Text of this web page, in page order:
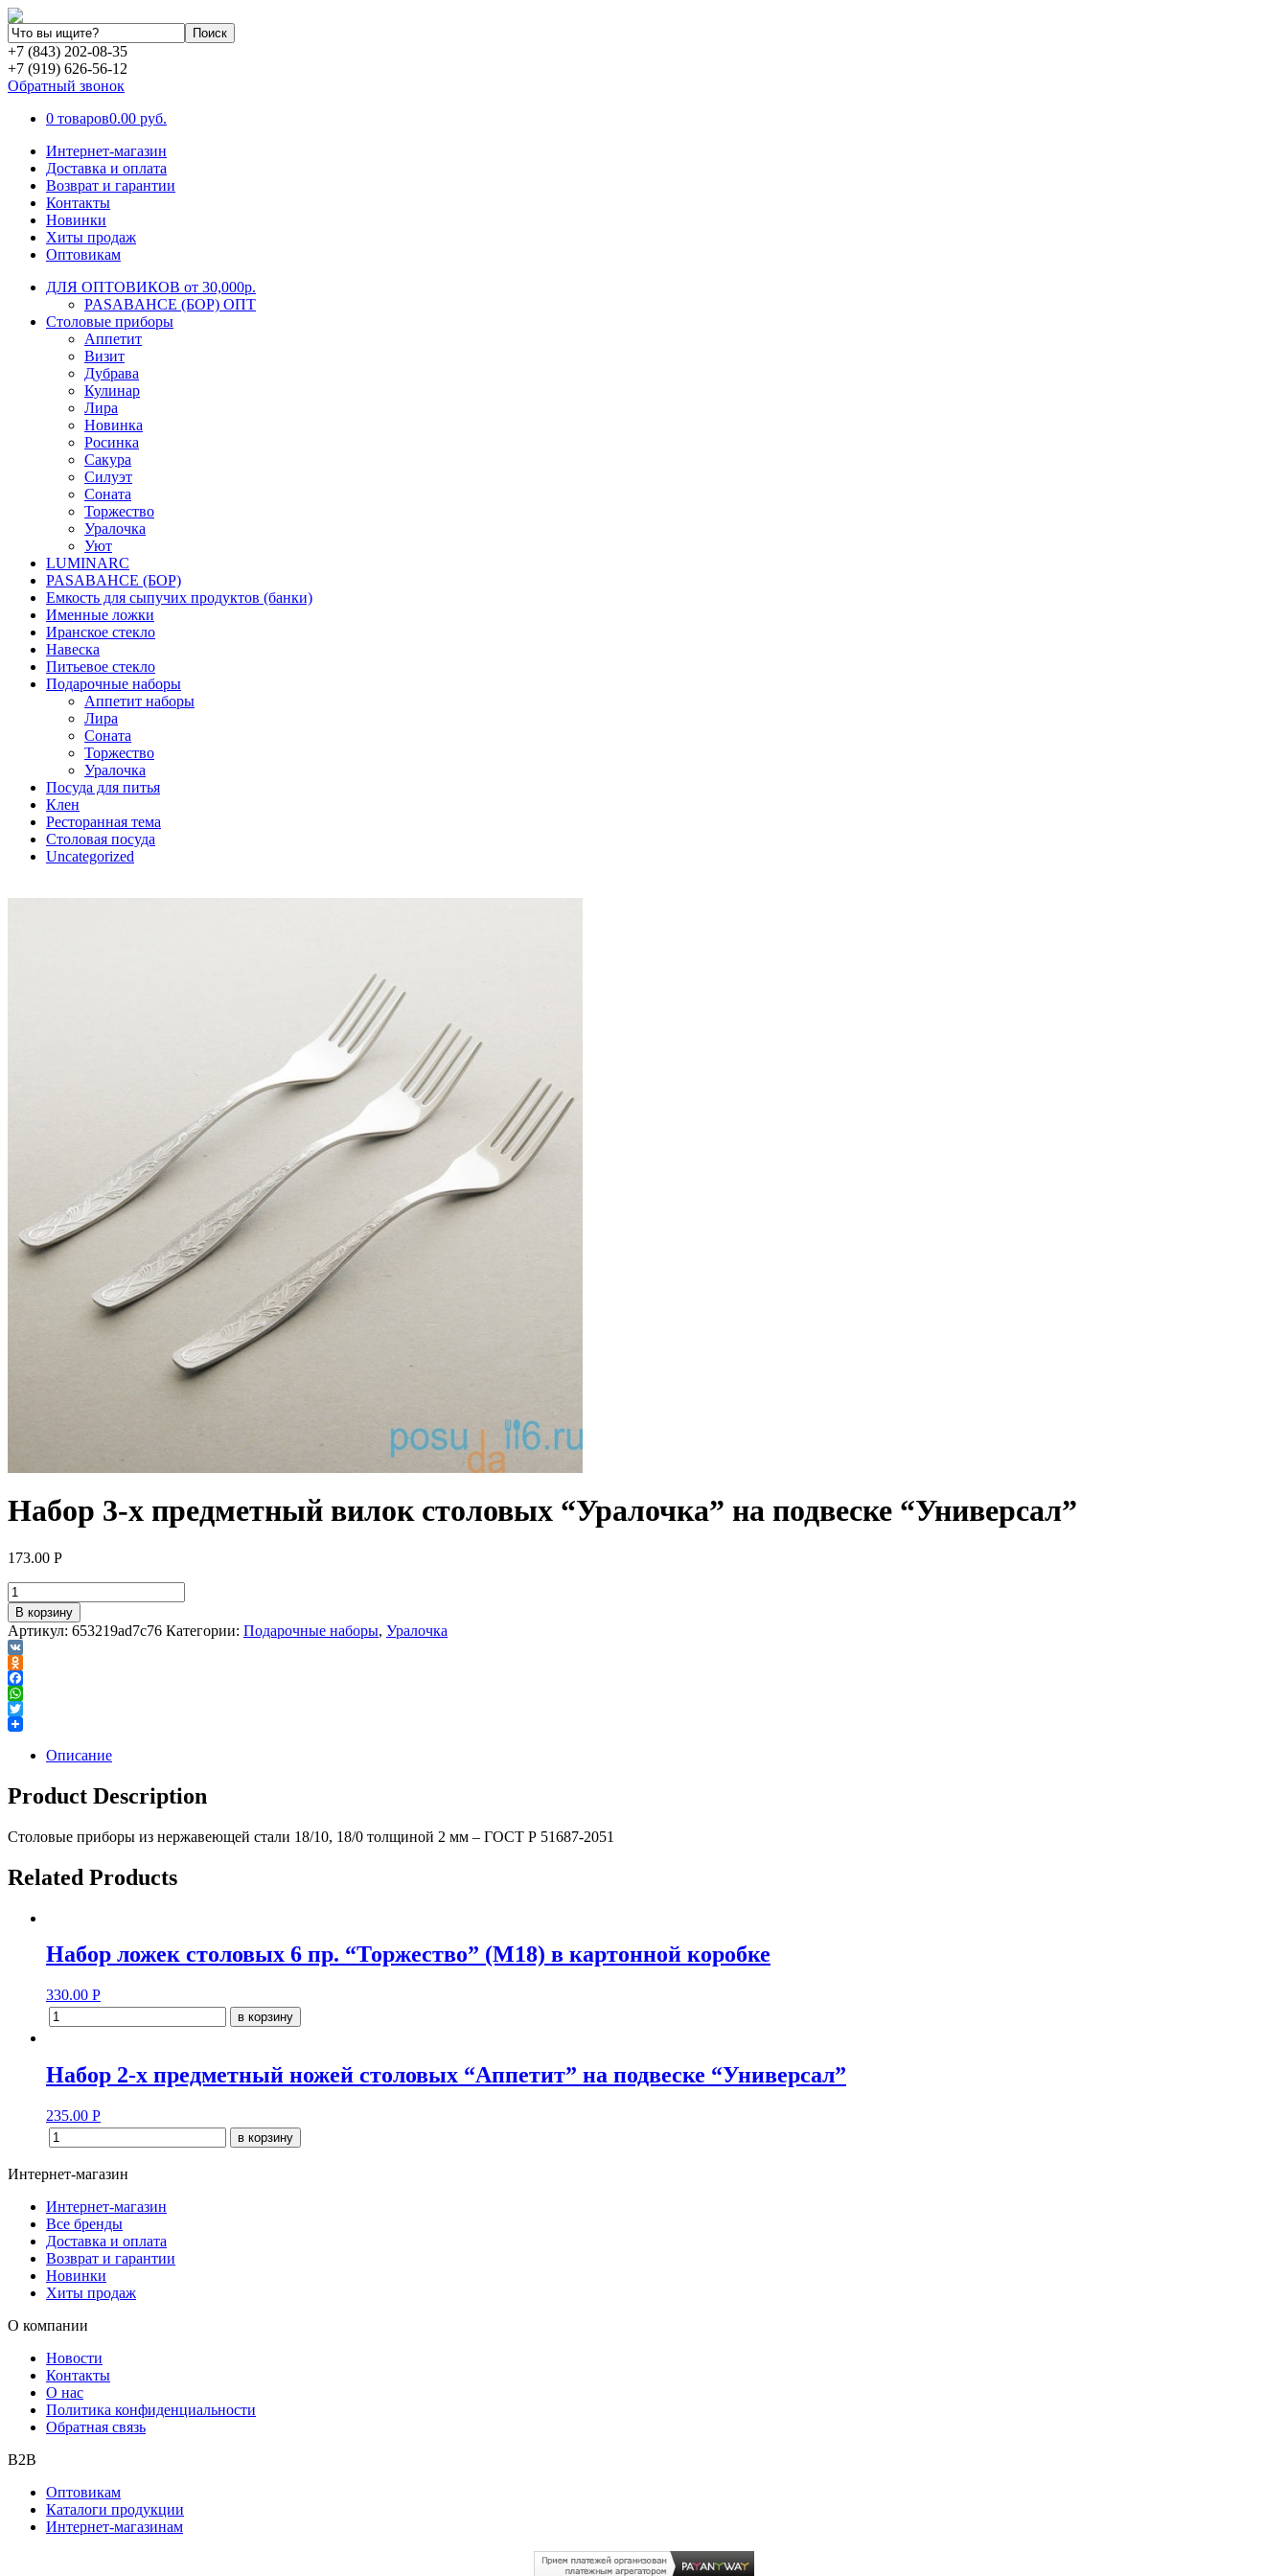
+7 (843) 202-08-35
+7 (919) 626-56-12
Обратный звонок
0 товаров0.00 руб.
Интернет-магазин
Доставка и оплата
Возврат и гарантии
Контакты
Новинки
Хиты продаж
Оптовикам
ДЛЯ ОПТОВИКОВ от 30,000р.
PASABAHCE (БОР) ОПТ
Столовые приборы
Аппетит
Визит
Дубрава
Кулинар
Лира
Новинка
Росинка
Сакура
Силуэт
Соната
Торжество
Уралочка
Уют
LUMINARC
PASABAHCE (БОР)
Емкость для сыпучих продуктов (банки)
Именные ложки
Иранское стекло
Навеска
Питьевое стекло
Подарочные наборы
Аппетит наборы
Лира
Соната
Торжество
Уралочка
Посуда для питья
Клен
Ресторанная тема
Столовая посуда
Uncategorized
Набор 3-х предметный вилок столовых “Уралочка” на подвеске “Универсал”
173.00 Р
В корзину
Артикул: 653219ad7c76 Категории: Подарочные наборы, Уралочка
VK
Odnoklassniki
Facebook
WhatsApp
Twitter
Описание
Product Description
Столовые приборы из нержавеющей стали 18/10, 18/0 толщиной 2 мм – ГОСТ Р 51687-2051
Related Products
Набор ложек столовых 6 пр. “Торжество” (М18) в картонной коробке
330.00 Р
в корзину
Набор 2-х предметный ножей столовых “Аппетит” на подвеске “Универсал”
235.00 Р
в корзину
Интернет-магазин
Интернет-магазин
Все бренды
Доставка и оплата
Возврат и гарантии
Новинки
Хиты продаж
О компании
Новости
Контакты
О нас
Политика конфиденциальности
Обратная связь
B2B
Оптовикам
Каталоги продукции
Интернет-магазинам